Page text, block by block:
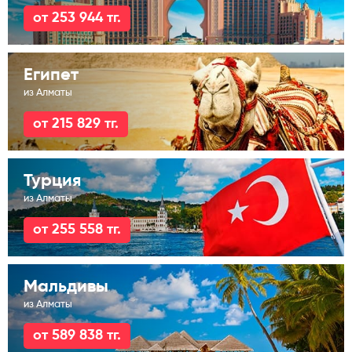
от 253 944 тг.
Египет
из Алматы
от 215 829 тг.
Турция
из Алматы
от 255 558 тг.
Мальдивы
из Алматы
от 589 838 тг.